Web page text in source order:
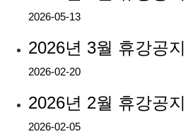
2026-05-13
2026년 3월 휴강공지
2026-02-20
2026년 2월 휴강공지
2026-02-05